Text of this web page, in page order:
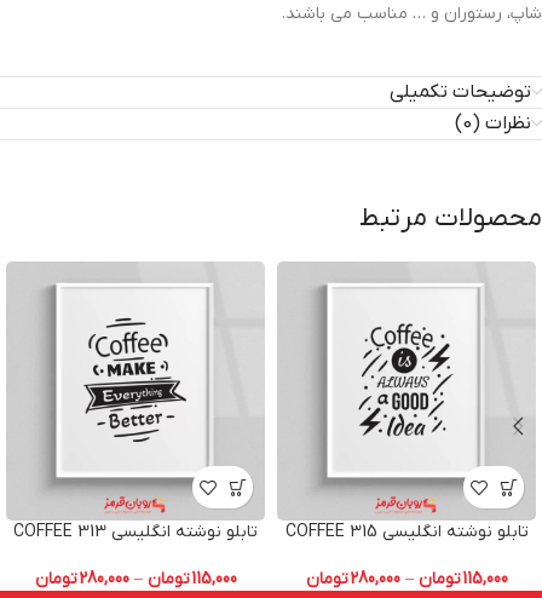
شاپ، رستوران و … مناسب می باشند.
توضیحات تکمیلی
نظرات (0)
محصولات مرتبط
تابلو نوشته انگلیسی COFFEE 315
115,000تومان –
280,000تومان
تابلو نوشته انگلیسی COFFEE 313
115,000تومان –
280,000تومان